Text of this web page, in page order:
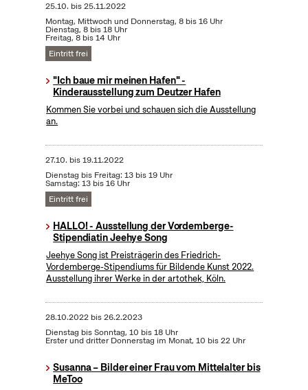
25.10. bis25.11.2022
Montag, Mittwoch und Donnerstag, 8 bis 16 Uhr
Dienstag, 8 bis 18 Uhr
Freitag, 8 bis 14 Uhr
Eintritt frei
"Ich baue mir meinen Hafen" -
Kinderausstellung zum Deutzer Hafen
Kommen Sie vorbei und schauen sich die Ausstellung
an.
27.10. bis19.11.2022
Dienstag bis Freitag: 13 bis 19 Uhr
Samstag: 13 bis 16 Uhr
Eintritt frei
HALLO! - Ausstellung der Vordemberge-
Stipendiatin Jeehye Song
Jeehye Song ist Preisträgerin des Friedrich-
Vordemberge-Stipendiums für Bildende Kunst 2022.
Ausstellung ihrer Werke in der artothek, Köln.
28.10.2022bis26.2.2023
Dienstag bis Sonntag, 10 bis 18 Uhr
Erster und dritter Donnerstag im Monat, 10 bis 22 Uhr
Susanna – Bilder einer Frau vom Mittelalter bis
MeToo